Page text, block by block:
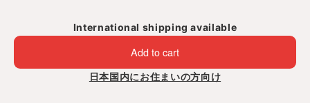
International shipping available
Add to cart
日本国内にお住まいの方向け